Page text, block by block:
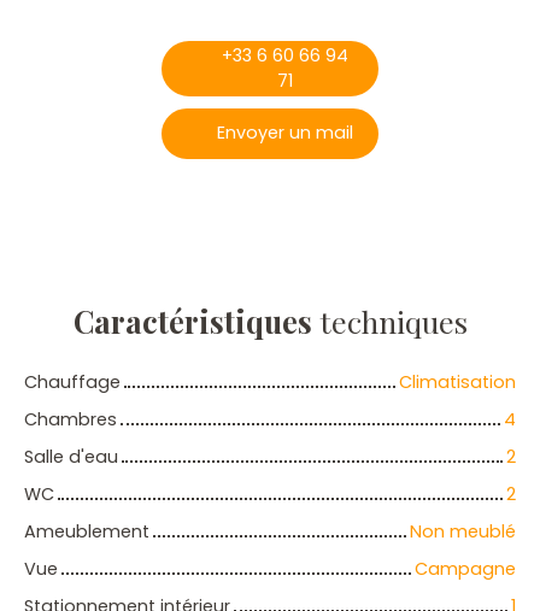
+33 6 60 66 94
71
Envoyer un mail
Caractéristiques techniques
Chauffage
Climatisation
Chambres
4
Salle d'eau
2
WC
2
Ameublement
Non meublé
Vue
Campagne
Stationnement intérieur
1